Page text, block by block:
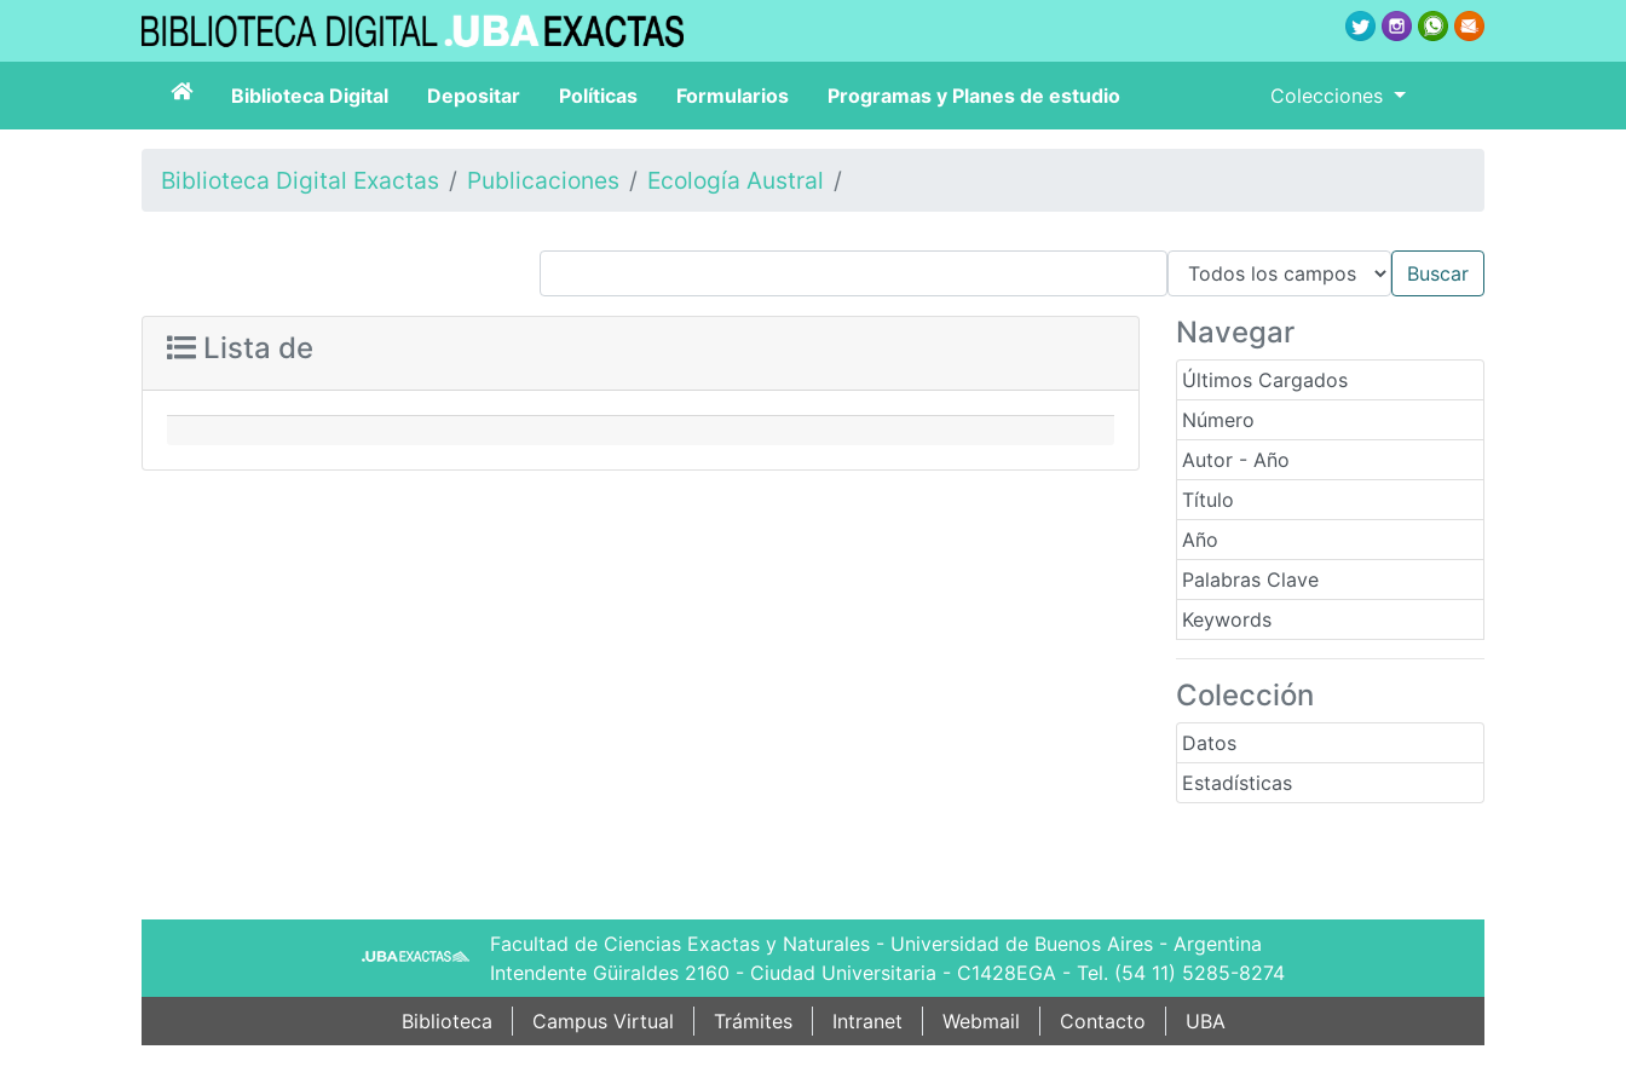
Biblioteca Digital Depositar Políticas Formularios Programas y Planes de estudio Colecciones
Biblioteca Digital Exactas Publicaciones Ecología Austral
Navegar
Últimos Cargados
Número
Autor - Año
Título
Año
Palabras Clave
Keywords
Colección
Datos
Estadísticas
Lista de
Facultad de Ciencias Exactas y Naturales - Universidad de Buenos Aires - Argentina
Intendente Güiraldes 2160 - Ciudad Universitaria - C1428EGA - Tel. (54 11) 5285-8274
Biblioteca
Campus Virtual Trámites Intranet Webmail Contacto UBA